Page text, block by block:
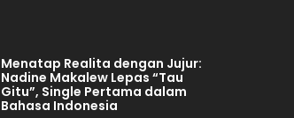
Menatap Realita dengan Jujur:
Nadine Makalew Lepas “Tau
Gitu”, Single Pertama dalam
Bahasa Indonesia